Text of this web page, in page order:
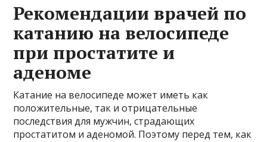
Рекомендации врачей по
катанию на велосипеде
при простатите и
аденоме
Катание на велосипеде может иметь как
положительные, так и отрицательные
последствия для мужчин, страдающих
простатитом и аденомой. Поэтому перед тем, как